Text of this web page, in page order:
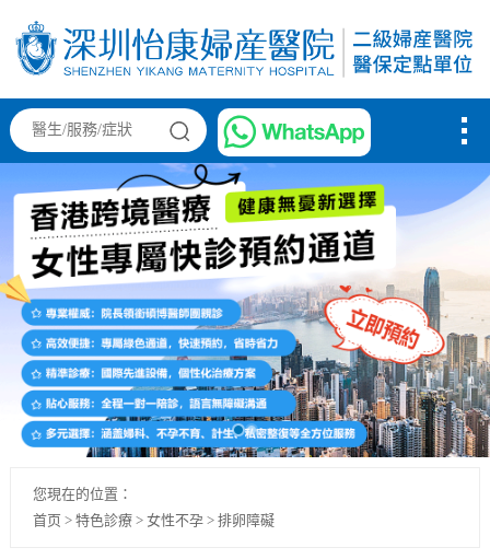
您現在的位置：
首页 > 特色診療> 女性不孕> 排卵障礙